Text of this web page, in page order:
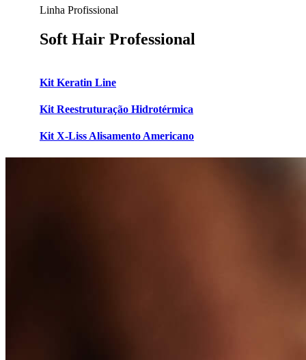
Linha Profissional
Soft Hair Professional
Kit Keratin Line
Kit Reestruturação Hidrotérmica
Kit X-Liss Alisamento Americano